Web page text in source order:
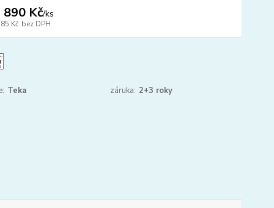
890 Kč/ks
Kč bez DPH
Teka záruka: 2+3 roky